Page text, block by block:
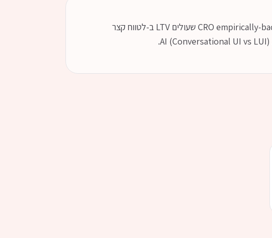
UX מנצח הוא לא "יפה" - הוא "ממיר". הפילר הזה מקבץ פסיכולוגיית עיצוב, CRO empirically-backed, dark patterns שעולים LTV ב-לטווח קצר